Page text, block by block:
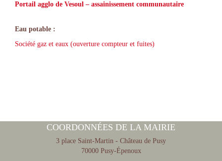
Portail agglo de Vesoul – assainissement communautaire
Eau potable :
Société gaz et eaux (ouverture compteur et fuites)
COORDONNÉES DE LA MAIRIE
3 place Saint-Martin - Château de Pusy
70000 Pusy-Épenoux